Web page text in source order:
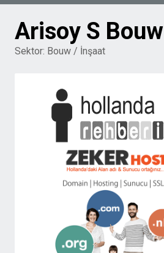
Arisoy S Bouw
Sektor: Bouw / İnşaat